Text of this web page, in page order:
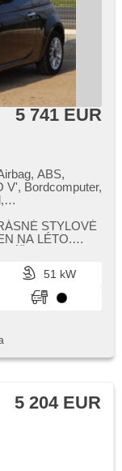
5 741 EUR
ABS,
V', Bordcomputer,
mit STYLOVÉ
NA LÉTO.
51 kW
5 204 EUR